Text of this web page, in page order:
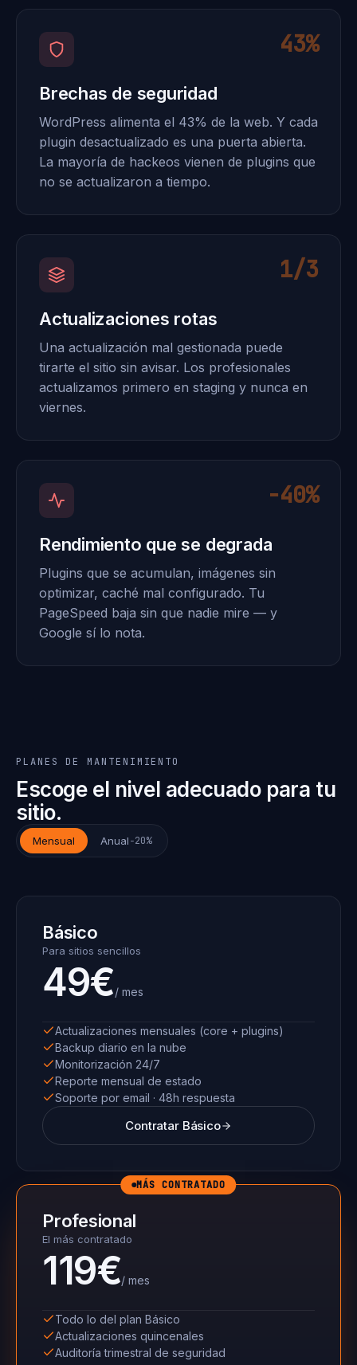
43%
Brechas de seguridad
WordPress alimenta el 43% de la web. Y cada
plugin desactualizado es una puerta abierta.
La mayoría de hackeos vienen de plugins que
no se actualizaron a tiempo.
1/3
Actualizaciones rotas
Una actualización mal gestionada puede
tirarte el sitio sin avisar. Los profesionales
actualizamos primero en staging y nunca en
viernes.
−40%
Rendimiento que se degrada
Plugins que se acumulan, imágenes sin
optimizar, caché mal configurado. Tu
PageSpeed baja sin que nadie mire — y
Google sí lo nota.
PLANES DE MANTENIMIENTO
Escoge el nivel adecuado para tu
sitio.
Mensual Anual−20%
Básico
Para sitios sencillos
49€/ mes
Actualizaciones mensuales (core + plugins)
Backup diario en la nube
Monitorización 24/7
Reporte mensual de estado
Soporte por email · 48h respuesta
Contratar Básico
MÁS CONTRATADO
Profesional
El más contratado
119€/ mes
Todo lo del plan Básico
Actualizaciones quincenales
Auditoría trimestral de seguridad